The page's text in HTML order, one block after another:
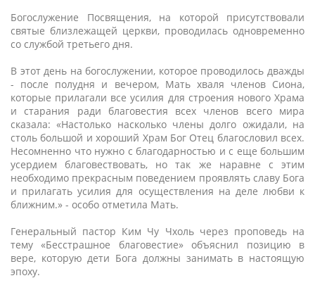
Богослужение Посвящения, на которой присутствовали
святые близлежащей церкви, проводилась одновременно
со службой третьего дня.
В этот день на богослужении, которое проводилось дважды
- после полудня и вечером, Мать хваля членов Сиона,
которые прилагали все усилия для строения нового Храма
и старания ради благовестия всех членов всего мира
сказала: «Настолько насколько члены долго ожидали, на
столь большой и хороший Храм Бог Отец благословил всех.
Несомненно что нужно с благодарностью и с еще большим
усердием благовествовать, но так же наравне с этим
необходимо прекрасным поведением проявлять славу Бога
и прилагать усилия для осуществления на деле любви к
ближним.» - особо отметила Мать.
Генеральный пастор Ким Чу Чхоль через проповедь на
тему «Бесстрашное благовестие» объяснил позицию в
вере, которую дети Бога должны занимать в настоящую
эпоху.